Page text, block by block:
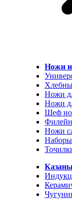
Ножи
Ножи
Ножи
Шеф
Ножи